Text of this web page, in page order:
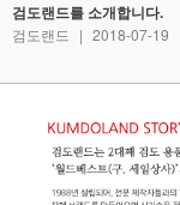
검도랜드를 소개합니다.
검도랜드 | 2018-07-19